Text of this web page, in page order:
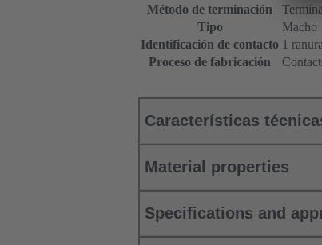
Método de terminación
Tipo
Macho
Identificación de contacto 1 ranura
Proceso de fabricación
Características
Material properties
Specifications and